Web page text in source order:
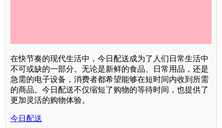
在快节奏的现代生活中，今日配送成为了人们日常生活中
不可或缺的一部分。无论是新鲜的食品、日常用品，还是
急需的电子设备，消费者都希望能够在短时间内收到所需
的商品。今日配送不仅缩短了购物的等待时间，也提供了
更加灵活的购物体验。
今日配送